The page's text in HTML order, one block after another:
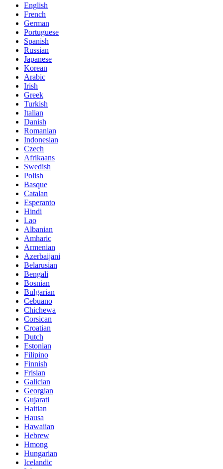
English
French
German
Portuguese
Spanish
Russian
Japanese
Korean
Arabic
Irish
Greek
Turkish
Italian
Danish
Romanian
Indonesian
Czech
Afrikaans
Swedish
Polish
Basque
Catalan
Esperanto
Hindi
Lao
Albanian
Amharic
Armenian
Azerbaijani
Belarusian
Bengali
Bosnian
Bulgarian
Cebuano
Chichewa
Corsican
Croatian
Dutch
Estonian
Filipino
Finnish
Frisian
Galician
Georgian
Gujarati
Haitian
Hausa
Hawaiian
Hebrew
Hmong
Hungarian
Icelandic